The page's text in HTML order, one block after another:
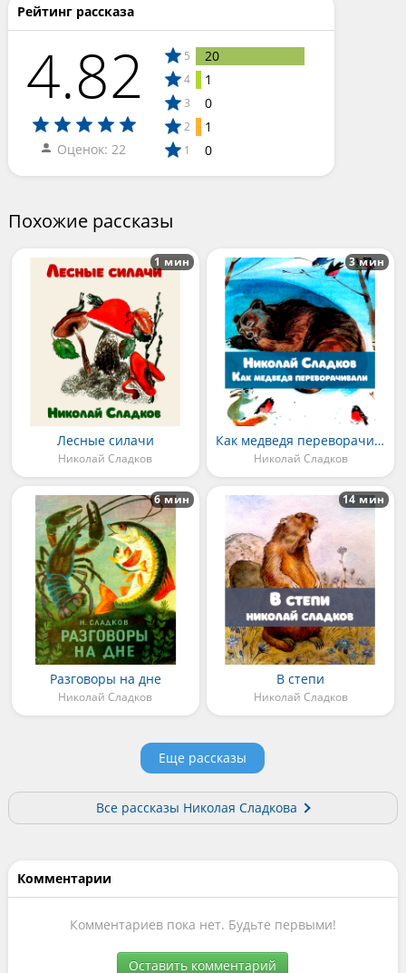
Рейтинг рассказа
4.82
Оценок: 22
5 20
4 1
3 0
2 1
1 0
Похожие рассказы
Лесные силачи
Николай Сладков
1 мин
Как медведя переворачивали
Николай Сладков
3 мин
Разговоры на дне
Николай Сладков
6 мин
В степи
Николай Сладков
14 мин
Еще рассказы
Все рассказы Николая Сладкова
Комментарии
Комментариев пока нет. Будьте первыми!
Оставить комментарий